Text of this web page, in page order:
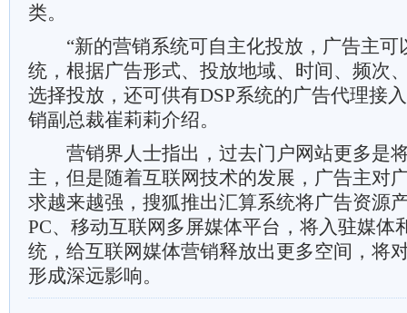
类。
“新的营销系统可自主化投放，广告主可
统，根据广告形式、投放地域、时间、频次
选择投放，还可供有DSP系统的广告代理接
销副总裁崔莉莉介绍。
营销界人士指出，过去门户网站更多是
主，但是随着互联网技术的发展，广告主对
求越来越强，搜狐推出汇算系统将广告资源
PC、移动互联网多屏媒体平台，将入驻媒体
统，给互联网媒体营销释放出更多空间，将
形成深远影响。